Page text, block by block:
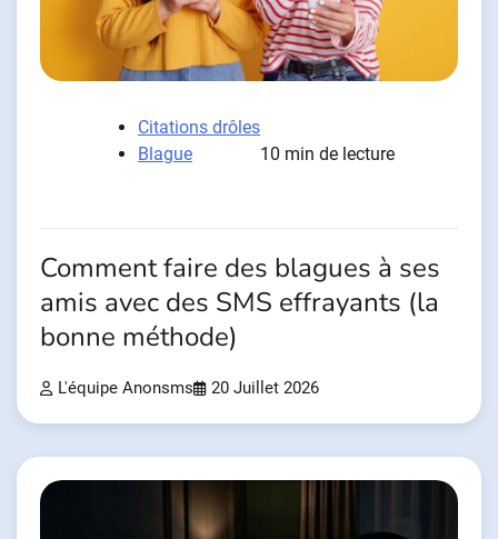
Citations drôles
Blague
10 min de lecture
Comment faire des blagues à ses
amis avec des SMS effrayants (la
bonne méthode)
L'équipe Anonsms 20 Juillet 2026